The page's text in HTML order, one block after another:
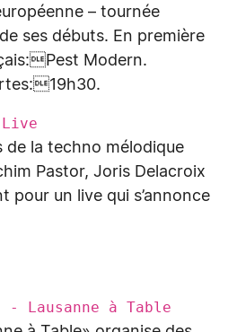
– tournée
ses débuts. En première
Modern.
de la techno mélodique
Pastor, Joris Delacroix
pour un live qui s’annonce
- Lausanne à Table